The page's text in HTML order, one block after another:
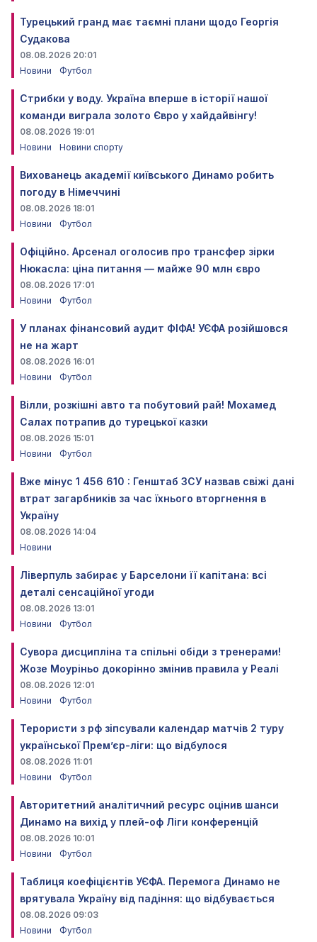
Турецький гранд має таємні плани щодо Георгія
Судакова
08.08.2026 20:01
Новини
Футбол
Стрибки у воду. Україна вперше в історії нашої
команди виграла золото Євро у хайдайвінгу!
08.08.2026 19:01
Новини
Новини спорту
Вихованець академії київського Динамо робить
погоду в Німеччині
08.08.2026 18:01
Новини
Футбол
Офіційно. Арсенал оголосив про трансфер зірки
Нюкасла: ціна питання — майже 90 млн євро
08.08.2026 17:01
Новини
Футбол
У планах фінансовий аудит ФІФА! УЄФА розійшовся
не на жарт
08.08.2026 16:01
Новини
Футбол
Вілли, розкішні авто та побутовий рай! Мохамед
Салах потрапив до турецької казки
08.08.2026 15:01
Новини
Футбол
Вже мінус 1 456 610 : Генштаб ЗСУ назвав свіжі дані
втрат загарбників за час їхнього вторгнення в
Україну
08.08.2026 14:04
Новини
Ліверпуль забирає у Барселони її капітана: всі
деталі сенсаційної угоди
08.08.2026 13:01
Новини
Футбол
Сувора дисципліна та спільні обіди з тренерами!
Жозе Моуріньо докорінно змінив правила у Реалі
08.08.2026 12:01
Новини
Футбол
Терористи з рф зіпсували календар матчів 2 туру
української Прем’єр-ліги: що відбулося
08.08.2026 11:01
Новини
Футбол
Авторитетний аналітичний ресурс оцінив шанси
Динамо на вихід у плей-оф Ліги конференцій
08.08.2026 10:01
Новини
Футбол
Таблиця коефіцієнтів УЄФА. Перемога Динамо не
врятувала Україну від падіння: що відбувається
08.08.2026 09:03
Новини
Футбол